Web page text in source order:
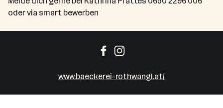
oder via smart bewerben
www.baeckerei-rothwangl.at/